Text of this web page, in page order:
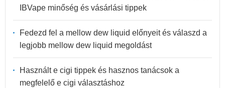
IBVape minőség és vásárlási tippek
Fedezd fel a mellow dew liquid előnyeit és válaszd a
legjobb mellow dew liquid megoldást
Használt e cigi tippek és hasznos tanácsok a
megfelelő e cigi választáshoz